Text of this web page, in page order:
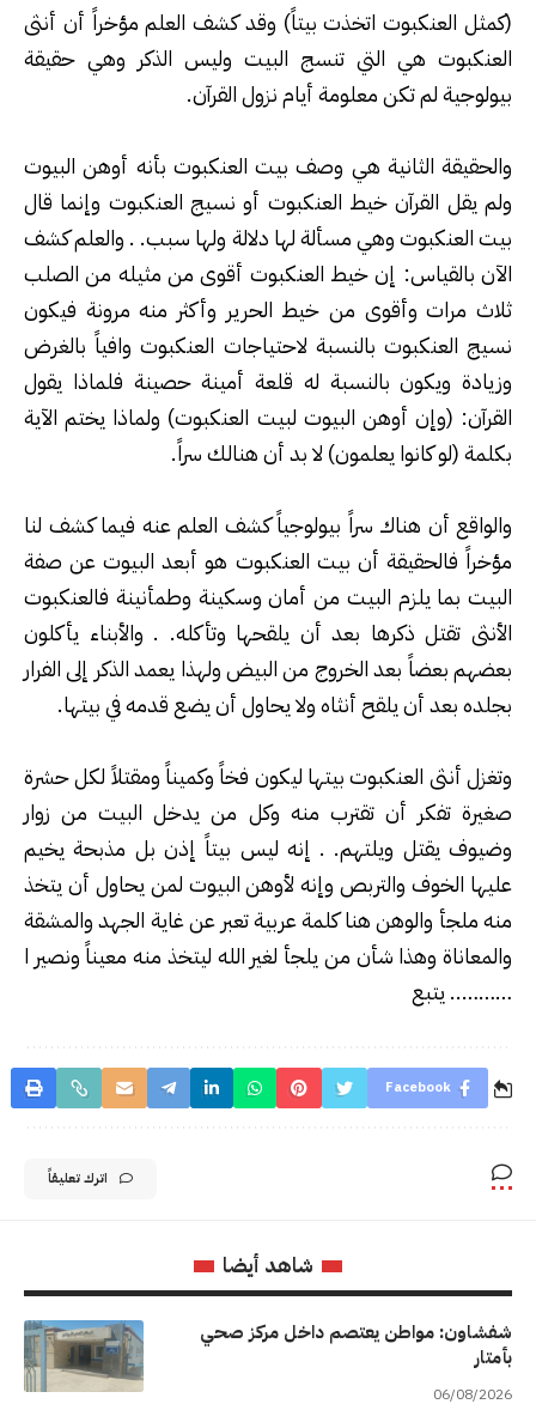
(كمثل العنكبوت اتخذت بيتاً) وقد كشف العلم مؤخراً أن أنثى
العنكبوت هي التي تنسج البيت وليس الذكر وهي حقيقة
بيولوجية لم تكن معلومة أيام نزول القرآن.
والحقيقة الثانية هي وصف بيت العنكبوت بأنه أوهن البيوت
ولم يقل القرآن خيط العنكبوت أو نسيج العنكبوت وإنما قال
بيت العنكبوت وهي مسألة لها دلالة ولها سبب. . والعلم كشف
الآن بالقياس: إن خيط العنكبوت أقوى من مثيله من الصلب
ثلاث مرات وأقوى من خيط الحرير وأكثر منه مرونة فيكون
نسيج العنكبوت بالنسبة لاحتياجات العنكبوت وافياً بالغرض
وزيادة ويكون بالنسبة له قلعة أمينة حصينة فلماذا يقول
القرآن: (وإن أوهن البيوت لبيت العنكبوت) ولماذا يختم الآية
بكلمة (لو كانوا يعلمون) لا بد أن هنالك سراً.
والواقع أن هناك سراً بيولوجياً كشف العلم عنه فيما كشف لنا
مؤخراً فالحقيقة أن بيت العنكبوت هو أبعد البيوت عن صفة
البيت بما يلزم البيت من أمان وسكينة وطمأنينة فالعنكبوت
الأنثى تقتل ذكرها بعد أن يلقحها وتأكله. . والأبناء يأكلون
بعضهم بعضاً بعد الخروج من البيض ولهذا يعمد الذكر إلى الفرار
بجلده بعد أن يلقح أنثاه ولا يحاول أن يضع قدمه في بيتها.
وتغزل أنثى العنكبوت بيتها ليكون فخاً وكميناً ومقتلاً لكل حشرة
صغيرة تفكر أن تقترب منه وكل من يدخل البيت من زوار
وضيوف يقتل ويلتهم. . إنه ليس بيتاً إذن بل مذبحة يخيم
عليها الخوف والتربص وإنه لأوهن البيوت لمن يحاول أن يتخذ
منه ملجأ والوهن هنا كلمة عربية تعبر عن غاية الجهد والمشقة
والمعاناة وهذا شأن من يلجأ لغير الله ليتخذ منه معيناً ونصير ا
……….. يتبع
Facebook
اترك تعليقاً
شاهد أيضا
شفشاون: مواطن يعتصم داخل مركز صحي
بأمتار
06/08/2026